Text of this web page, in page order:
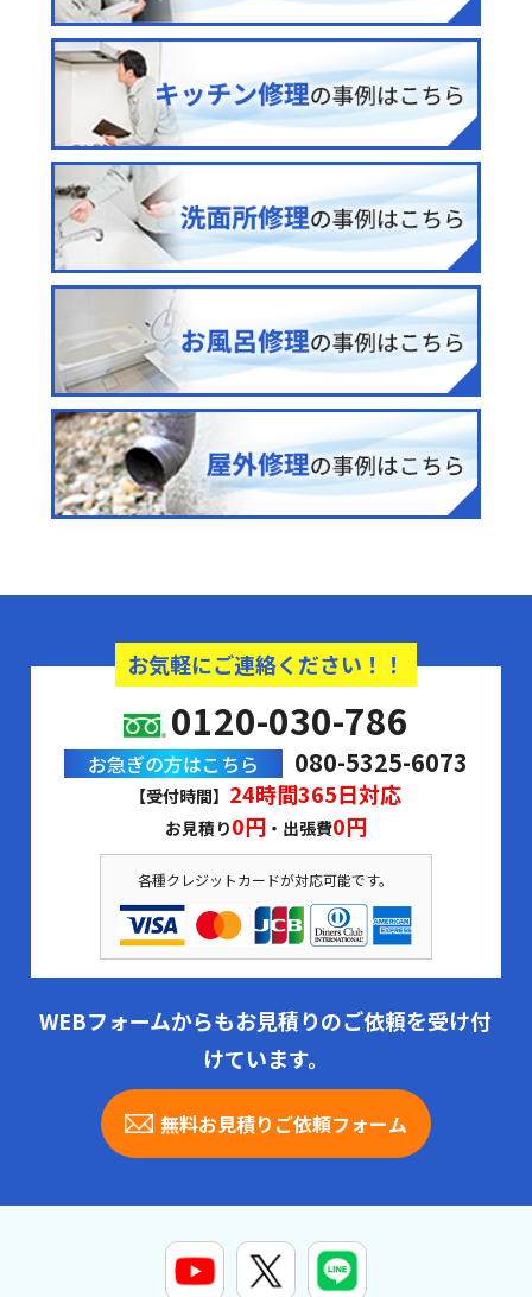
お気軽にご連絡ください！！
0120-030-786
お急ぎの方はこちら 080-5325-6073
【受付時間】 24時間365日対応
お見積り0円 ・出張費0円
各種クレジットカードが対応可能です。
WEBフォームからもお見積りのご依頼を受け付
けています。
無料お見積りご依頼フォーム